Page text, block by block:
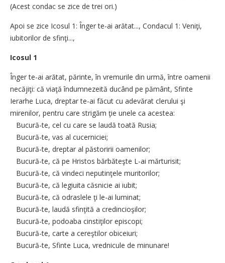
(Acest condac se zice de trei ori.)
Apoi se zice Icosul 1: Înger te-ai arătat..., Condacul 1: Veniţi,
iubitorilor de sfinţi...,
Icosul 1
Înger te-ai arătat, părinte, în vremurile din urmă, între oamenii
necăjiţi: că viaţă îndumnezeită ducând pe pământ, Sfinte
Ierarhe Luca, dreptar te-ai făcut cu adevărat clerului şi
mirenilor, pentru care strigăm ţie unele ca acestea:
Bucură-te, cel cu care se laudă toată Rusia;
Bucură-te, vas al cucerniciei;
Bucură-te, dreptar al păstoririi oamenilor;
Bucură-te, că pe Hristos bărbăteşte L-ai mărturisit;
Bucură-te, că vindeci neputinţele muritorilor;
Bucură-te, că legiuita căsnicie ai iubit;
Bucură-te, că odraslele ţi le-ai luminat;
Bucură-te, laudă sfinţită a credincioşilor;
Bucură-te, podoaba cinstiţilor episcopi;
Bucură-te, carte a cereştilor obiceiuri;
Bucură-te, Sfinte Luca, vrednicule de minunare!